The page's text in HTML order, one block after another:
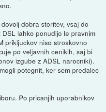
dobra storitev, vsaj do
lahko ponudijo le pravnim
prikljuckov niso stroskovno
po veljavnih cenikih, saj bi
izgube z ADSL narocniki).
potegnit, ker sem predalec
Po pricanjih uporabnikov